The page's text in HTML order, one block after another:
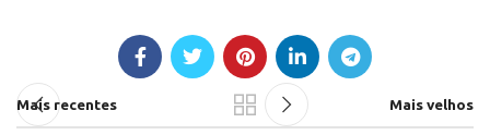
Mais recentes Mais velhos